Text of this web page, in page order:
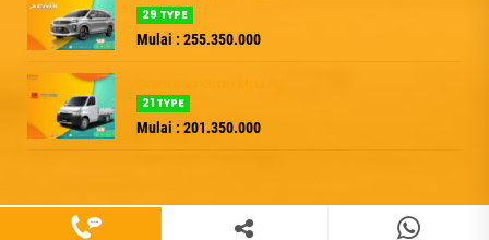
081368107229 +6281368107229
29 TYPE
Mulai : 255.350.000
21 TYPE
Mulai : 201.350.000
Copyright © 2025 www.daihatsupalembang.net | Support by